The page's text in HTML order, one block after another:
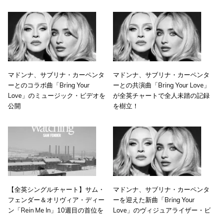
マドンナ、サブリナ・カーペンタ
ーとのコラボ曲「Bring Your
Love」のミュージック・ビデオを
公開
マドンナ、サブリナ・カーペンタ
ーとの共演曲「Bring Your Love」
が全英チャートで全人未踏の記録
を樹立！
【全英シングルチャート】サム・
フェンダー＆オリヴィア・ディー
ン「Rein Me In」10週目の首位を
マドンナ、サブリナ・カーペンタ
ーを迎えた新曲「Bring Your
Love」のヴィジュアライザー・ビ